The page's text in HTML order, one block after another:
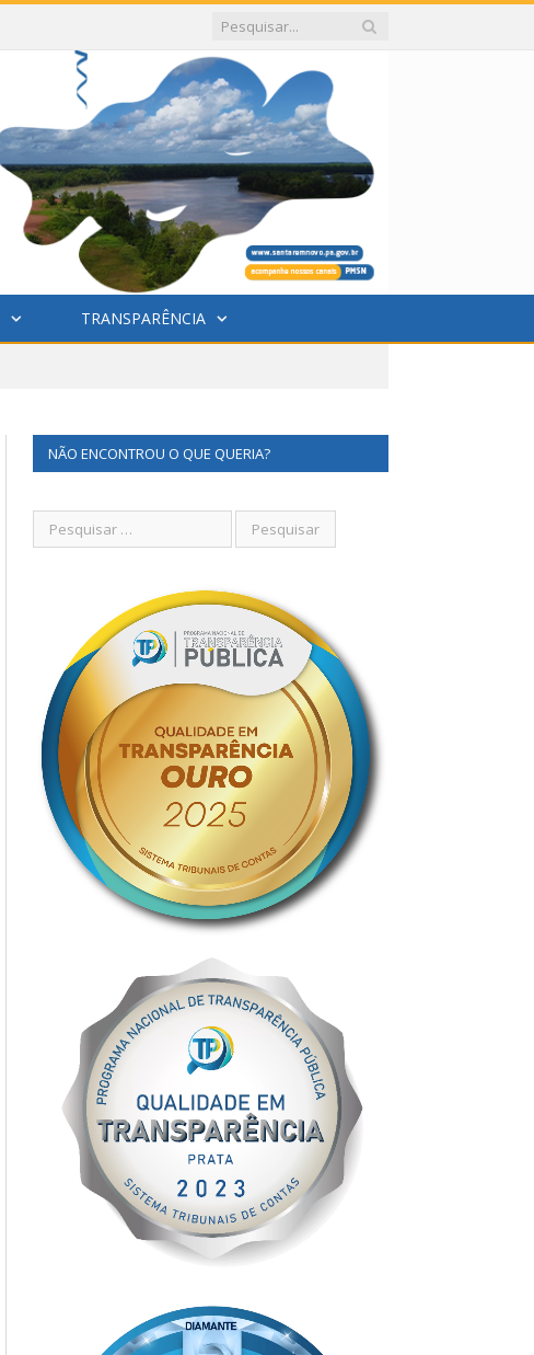
TRANSPARÊNCIA
NÃO ENCONTROU O QUE QUERIA?